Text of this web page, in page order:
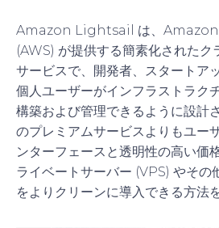
Amazon Lightsail は、
(AWS) が提供する簡素化されたク
サービスで、開発者、スタートア
個人ユーザーがインフラストラク
構築および管理できるように設計
のプレミアムサービスよりもユー
ンターフェースと透明性の高い価
ライベートサーバー (VPS) やその
をよりクリーンに導入できる方法